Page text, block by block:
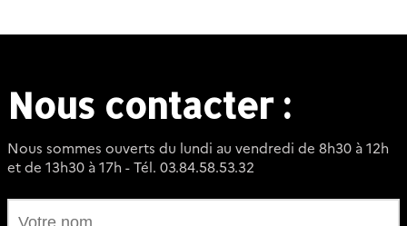
Nous contacter :
Nous sommes ouverts du lundi au vendredi de 8h30 à 12h
et de 13h30 à 17h - Tél. 03.84.58.53.32